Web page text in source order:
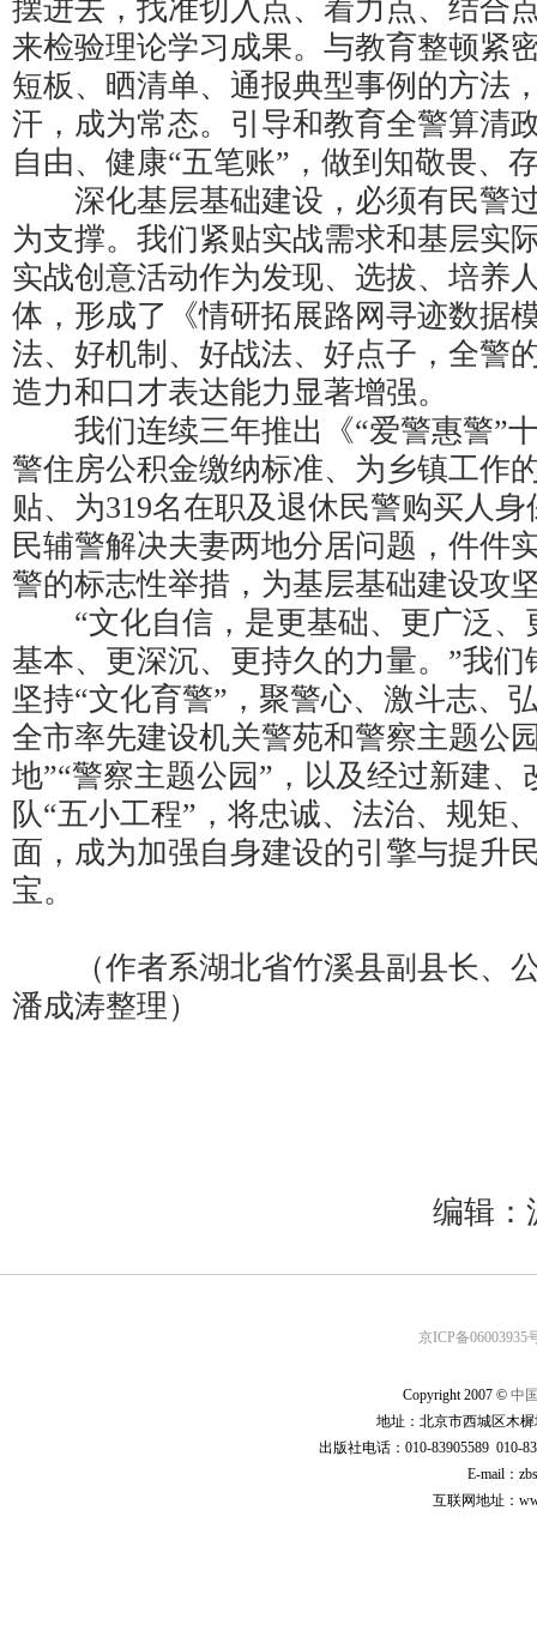
摆进去，找准切入点、着力点、结合
来检验理论学习成果。与教育整顿紧
短板、晒清单、通报典型事例的方法
汗，成为常态。引导和教育全警算清
自由、健康“五笔账”，做到知敬畏、
深化基层基础建设，必须有民警
为支撑。我们紧贴实战需求和基层实
实战创意活动作为发现、选拔、培养
体，形成了《情研拓展路网寻迹数据
法、好机制、好战法、好点子，全警
造力和口才表达能力显著增强。
我们连续三年推出《“爱警惠警”
警住房公积金缴纳标准、为乡镇工作
贴、为319名在职及退休民警购买人
民辅警解决夫妻两地分居问题，件件
警的标志性举措，为基层基础建设攻
“文化自信，是更基础、更广泛、
基本、更深沉、更持久的力量。”我
坚持“文化育警”，聚警心、激斗志、
全市率先建设机关警苑和警察主题公
地”“警察主题公园”，以及经过新建
队“五小工程”，将忠诚、法治、规矩
面，成为加强自身建设的引擎与提升
宝。
（作者系湖北省竹溪县副县长、
潘成涛整理）
编辑
京ICP备06003935
Copyright 2007 © 中
地址：北京市西城区木
出版社电话：010-83905589 010-
E-mail：
互联网地址：